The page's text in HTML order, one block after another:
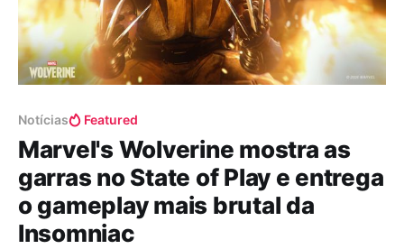
Notícias Featured
Marvel's Wolverine mostra as
garras no State of Play e entrega
o gameplay mais brutal da
Insomniac